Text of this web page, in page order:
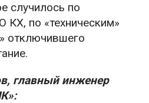
случилось по
по «техническим»
отключившего
главный инженер